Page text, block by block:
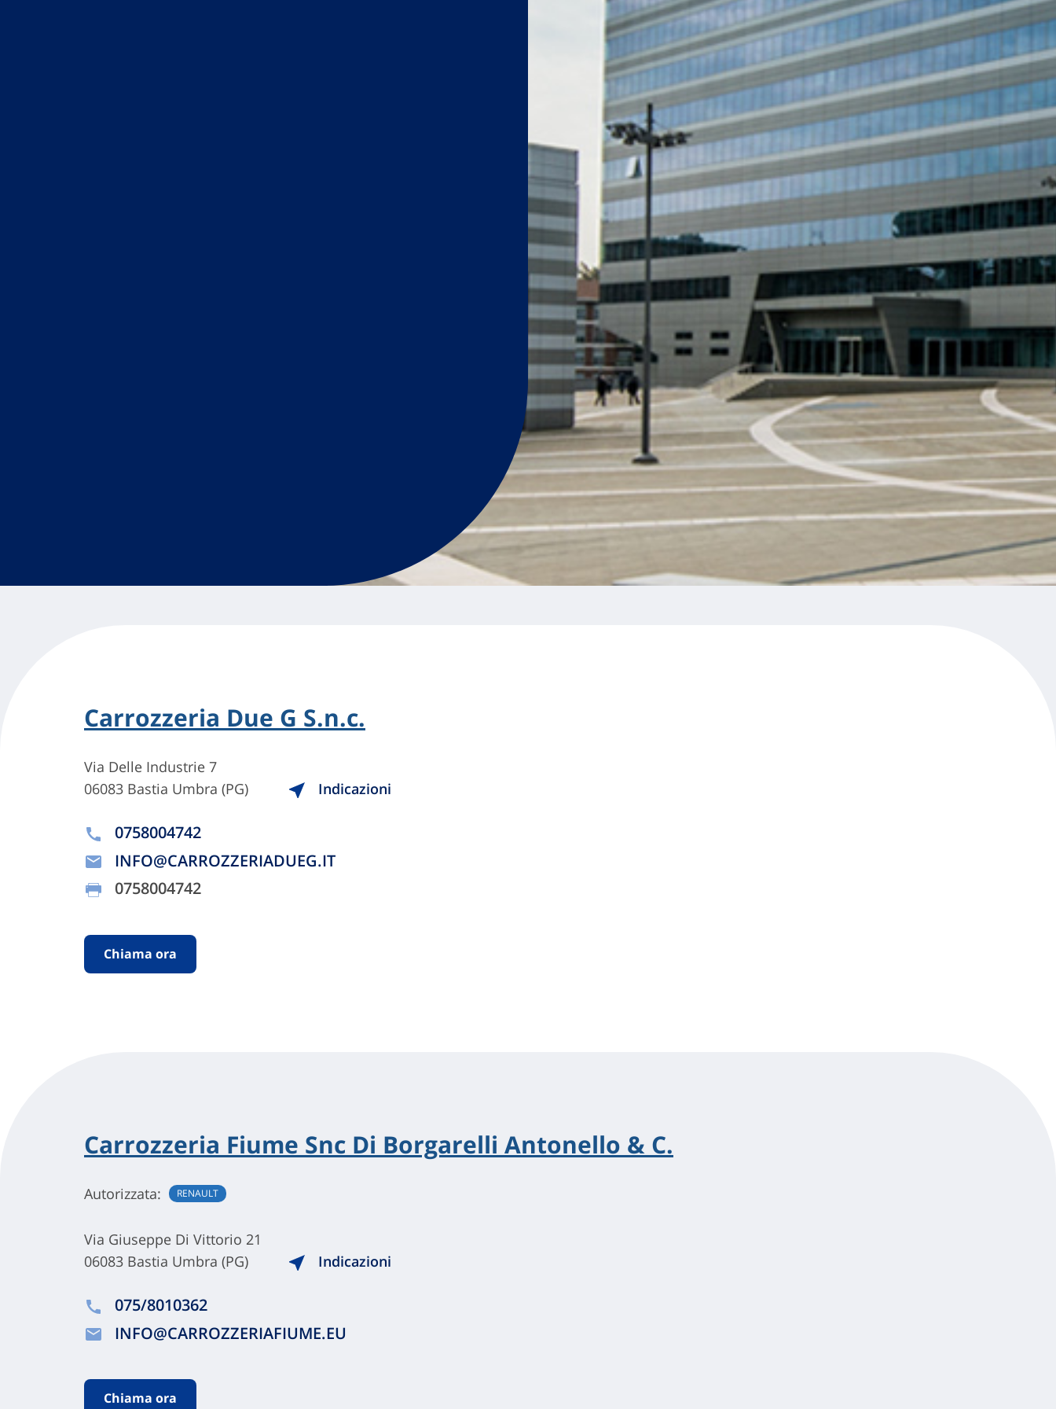
Carrozzeria Due G S.n.c.
Via Delle Industrie 7
06083 Bastia Umbra (PG)
Indicazioni
0758004742
INFO@CARROZZERIADUEG.IT
0758004742
Chiama ora
Carrozzeria Fiume Snc Di Borgarelli Antonello & C.
Autorizzata: RENAULT
Via Giuseppe Di Vittorio 21
06083 Bastia Umbra (PG)
Indicazioni
075/8010362
INFO@CARROZZERIAFIUME.EU
Chiama ora